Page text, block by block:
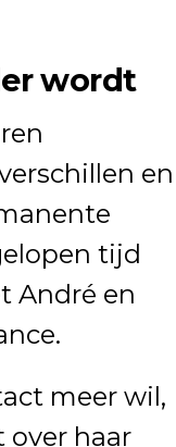
wordt
en
tijd
André en
meer wil,
over haar